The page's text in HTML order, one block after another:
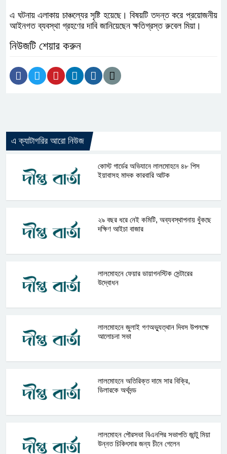
এ ঘটনায় এলাকায় চাঞ্চল্যের সৃষ্টি হয়েছে। বিষয়টি তদন্ত করে প্রয়োজনীয়
আইনগত ব্যবস্থা গ্রহণের দাবি জানিয়েছেন ক্ষতিগ্রস্ত রুবেল মিয়া।
নিউজটি শেয়ার করুন
এ ক্যাটাগরির আরো নিউজ
কোস্ট গার্ডের অভিযানে লালমোহনে ৪৮ পিস
ইয়াবাসহ মাদক কারবারি আটক
২৯ বছর ধরে নেই কমিটি, অব্যবস্থাপনায় ধুঁকছে
দক্ষিণ আইচা বাজার
লালমোহনে ফেয়ার ডায়াগনস্টিক সেন্টারের
উদ্বোধন
লালমোহনে জুলাই গণঅভ্যুত্থান দিবস উপলক্ষে
আলোচনা সভা
লালমোহনে অতিরিক্ত দামে সার বিক্রি,
ডিলারকে অর্থদন্ড
লালমোহন পৌরসভা বিএনপির সভাপতি জান্টু মিয়া
উন্নত চিকিৎসার জন্য চীনে গেলেন